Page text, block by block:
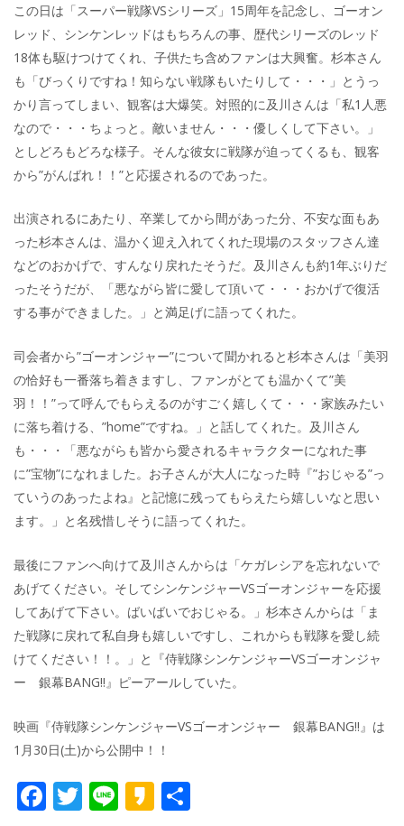
この日は「スーパー戦隊VSシリーズ」15周年を記念し、ゴーオン
レッド、シンケンレッドはもちろんの事、歴代シリーズのレッド
18体も駆けつけてくれ、子供たち含めファンは大興奮。杉本さん
も「びっくりですね！知らない戦隊もいたりして・・・」とうっ
かり言ってしまい、観客は大爆笑。対照的に及川さんは「私1人悪
なので・・・ちょっと。敵いません・・・優しくして下さい。」
としどろもどろな様子。そんな彼女に戦隊が迫ってくるも、観客
から”がんばれ！！”と応援されるのであった。
出演されるにあたり、卒業してから間があった分、不安な面もあ
った杉本さんは、温かく迎え入れてくれた現場のスタッフさん達
などのおかげで、すんなり戻れたそうだ。及川さんも約1年ぶりだ
ったそうだが、「悪ながら皆に愛して頂いて・・・おかげで復活
する事ができました。」と満足げに語ってくれた。
司会者から”ゴーオンジャー”について聞かれると杉本さんは「美羽
の恰好も一番落ち着きますし、ファンがとても温かくて”美
羽！！”って呼んでもらえるのがすごく嬉しくて・・・家族みたい
に落ち着ける、”home”ですね。」と話してくれた。及川さん
も・・・「悪ながらも皆から愛されるキャラクターになれた事
に”宝物”になれました。お子さんが大人になった時『”おじゃる”っ
ていうのあったよね』と記憶に残ってもらえたら嬉しいなと思い
ます。」と名残惜しそうに語ってくれた。
最後にファンへ向けて及川さんからは「ケガレシアを忘れないで
あげてください。そしてシンケンジャーVSゴーオンジャーを応援
してあげて下さい。ばいばいでおじゃる。」杉本さんからは「ま
た戦隊に戻れて私自身も嬉しいですし、これからも戦隊を愛し続
けてください！！。」と『侍戦隊シンケンジャーVSゴーオンジャ
ー 銀幕BANG!!』ピーアールしていた。
映画『侍戦隊シンケンジャーVSゴーオンジャー 銀幕BANG!!』は
1月30日(土)から公開中！！
F T Li K